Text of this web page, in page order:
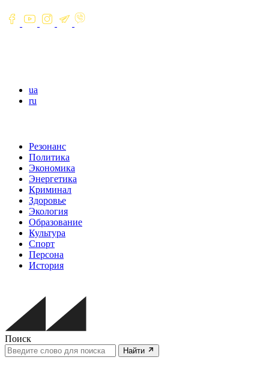
ua
ru
Резонанс
Политика
Экономика
Энергетика
Криминал
Здоровье
Экология
Образование
Культура
Спорт
Персона
История
Поиск
Найти